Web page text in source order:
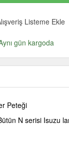
Listeme Ekle
gün kargoda
Peteği
N serisi Isuzu